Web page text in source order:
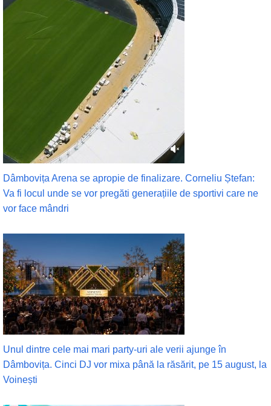
Dâmbovița Arena se apropie de finalizare. Corneliu Ștefan:
Va fi locul unde se vor pregăti generațiile de sportivi care ne
vor face mândri
Unul dintre cele mai mari party-uri ale verii ajunge în
Dâmbovița. Cinci DJ vor mixa până la răsărit, pe 15 august, la
Voinești